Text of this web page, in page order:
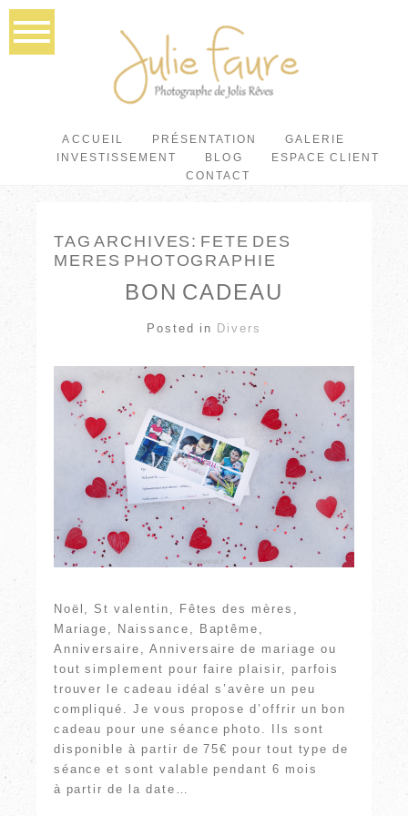
ACCUEIL PRÉSENTATION
GALERIE
INVESTISSEMENT
BLOG
ESPACE CLIENT
CONTACT
TAG ARCHIVES: FETE DES
MERES PHOTOGRAPHIE
BON CADEAU
Posted in Divers
Noël, St valentin, Fêtes des mères,
Mariage, Naissance, Baptême,
Anniversaire, Anniversaire de mariage ou
tout simplement pour faire plaisir, parfois
trouver le cadeau idéal s’avère un peu
compliqué. Je vous propose d’offrir un bon
cadeau pour une séance photo. Ils sont
disponible à partir de 75€ pour tout type de
séance et sont valable pendant 6 mois
à partir de la date…